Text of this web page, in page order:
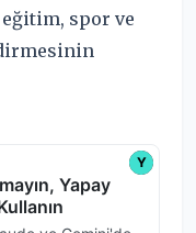
spor ve